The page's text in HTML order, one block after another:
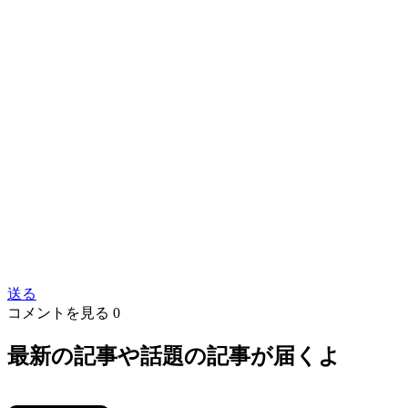
送る
コメントを見る 0
最新の記事や話題の記事が届くよ